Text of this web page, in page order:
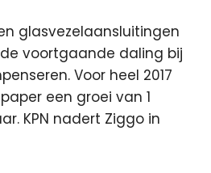
glasvezelaansluitingen
voortgaande daling bij
Voor heel 2017
een groei van 1
KPN nadert Ziggo in